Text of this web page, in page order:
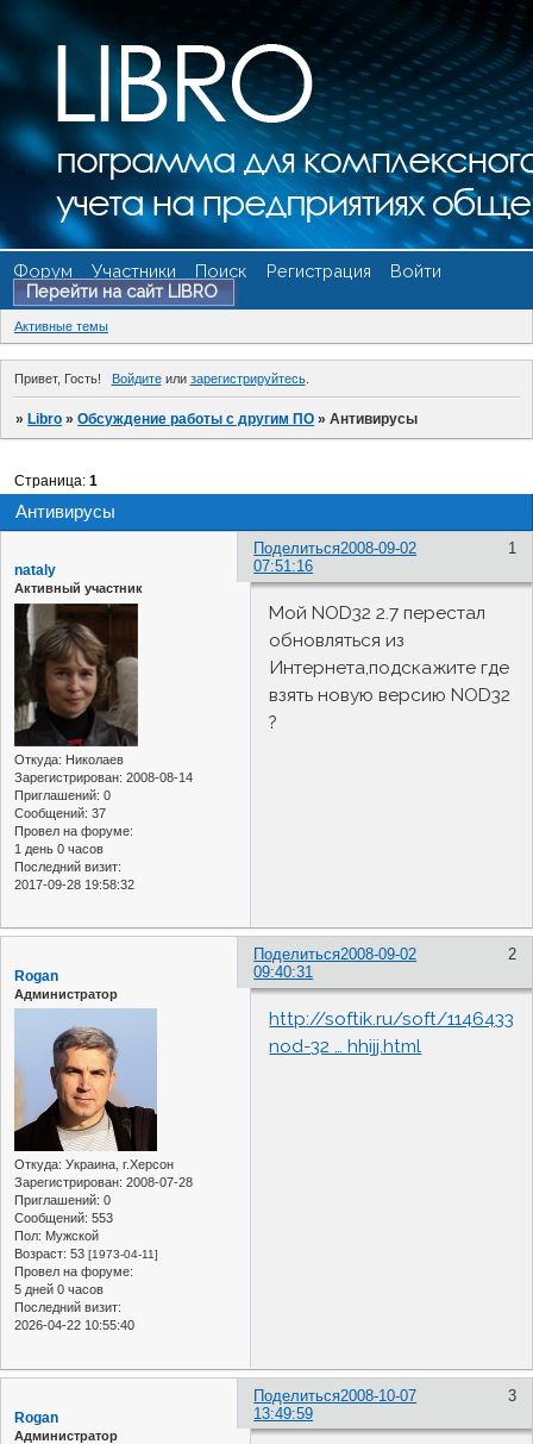
Форум Участники Поиск Регистрация
Войти
Перейти на сайт LIBRO
Активные темы
Привет, Гость! Войдитеили зарегистрируйтесь.
»Libro »Обсуждение работы с другим ПО »Антивирусы
Антивирусы
Страница:1
Поделиться 1
2008-09-02
07:51:16
nataly
Активный участник
Откуда: Николаев
Зарегистрирован: 2008-08-14
Приглашений: 0
Сообщений: 37
Провел на форуме:
1 день 0 часов
Последний визит:
2017-09-28 19:58:32
Мой NOD32 2.7 перестал
обновляться из
Интернета,подскажите где
взять новую версию NOD32
?
Поделиться 2
2008-09-02
09:40:31
Rogan
Администратор
Откуда: Украина, г.Херсон
Зарегистрирован: 2008-07-28
Приглашений: 0
Сообщений: 553
Пол: Мужской
Возраст: 53 [1973-04-11]
Провел на форуме:
5 дней 0 часов
Последний визит:
2026-04-22 10:55:40
http://softik.ru/soft/
nod-32 … hhijj.html
Поделиться 3
2008-10-07
13:49:59
Rogan
Администратор